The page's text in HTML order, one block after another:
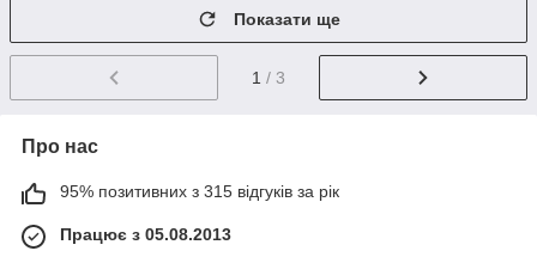
Показати ще
1 / 3
Про нас
95% позитивних з 315 відгуків за рік
Працює з 05.08.2013